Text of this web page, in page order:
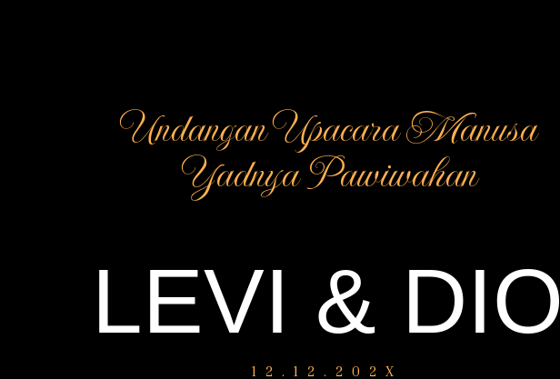
Undangan Upacara Manusa
Yadnya Pawiwahan
LEVI & DIO
12.12.202X